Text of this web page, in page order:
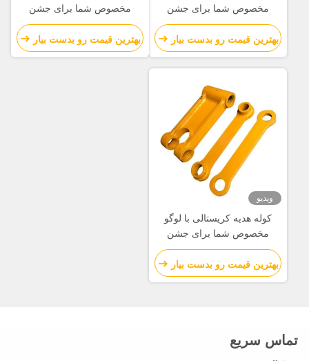
مخصوص شما برای جشن
کریسمس
بهترین قیمت رو بدست بیار
مخصوص شما برای جشن
کریسمس
بهترین قیمت رو بدست بیار
ویدیو
کوله هدیه کریستالی با لوگو
مخصوص شما برای جشن
کریسمس
بهترین قیمت رو بدست بیار
تماس سریع